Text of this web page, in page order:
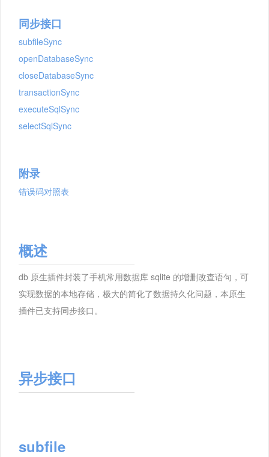
同步接口
subfileSync
openDatabaseSync
closeDatabaseSync
transactionSync
executeSqlSync
selectSqlSync
附录
错误码对照表
概述
db 原生插件封装了手机常用数据库 sqlite 的增删改查语句，可
实现数据的本地存储，极大的简化了数据持久化问题，本原生
插件已支持同步接口。
异步接口
subfile